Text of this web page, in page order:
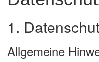
1.
Allgemeine